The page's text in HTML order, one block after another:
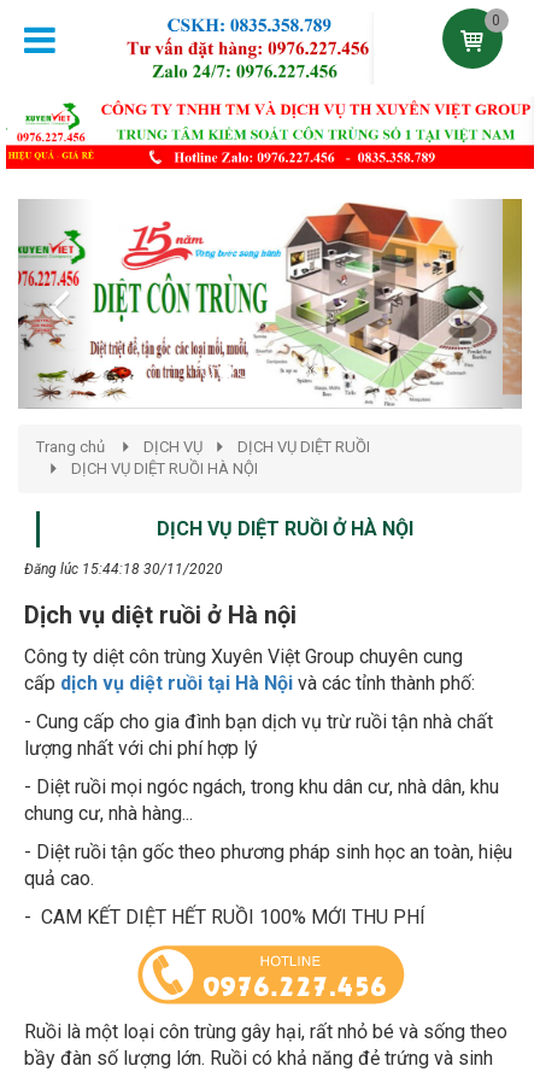
0
DỊCH VỤ DIỆT RUỒI
DỊCH VỤ DIỆT RUỒI HÀ NỘI
DỊCH VỤ DIỆT RUỒI Ở HÀ NỘI
Dịch vụ diệt ruồi ở Hà nội
Công ty diệt côn trùng Xuyên Việt Group chuyên cung
cấpdịch vụ diệt ruồi tại Hà Nộivà các tỉnh thành phố:
- Cung cấp cho gia đình bạn dịch vụ trừ ruồi tận nhà chất
lượng nhất với chi phí hợp lý
- Diệt ruồi mọi ngóc ngách, trong khu dân cư, nhà dân, khu
chung cư, nhà hàng...
- Diệt ruồi tận gốc theo phương pháp sinh học an toàn, hiệu
quả cao.
- CAM KẾT DIỆT HẾT RUỒI 100% MỚI THU PHÍ
Ruồi là một loại côn trùng gây hại, rất nhỏ bé và sống theo
bầy đàn số lượng lớn. Ruồi có khả năng đẻ trứng và sinh